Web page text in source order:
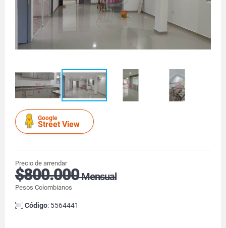
Google
Street View
Precio de arrendar
$800.000Mensual
Pesos Colombianos
Código: 5564441